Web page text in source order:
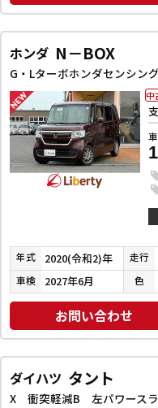
ホンダ N－BOX
中
年式 2020(令和2)年 走行
車検 2027年6月 色
お問い合わせ
ダイハツ タント